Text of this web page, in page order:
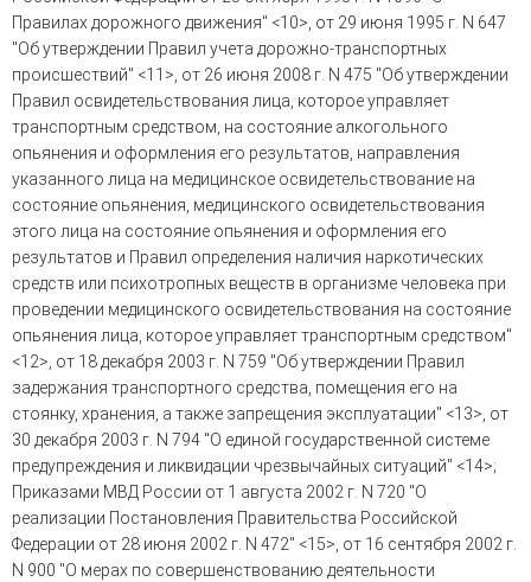
Правилах дорожного движения" <10>, от 29 июня 1995 г. N 647
"Об утверждении Правил учета дорожно-транспортных
происшествий" <11>, от 26 июня 2008 г. N 475 "Об утверждении
Правил освидетельствования лица, которое управляет
транспортным средством, на состояние алкогольного
опьянения и оформления его результатов, направления
указанного лица на медицинское освидетельствование на
состояние опьянения, медицинского освидетельствования
этого лица на состояние опьянения и оформления его
результатов и Правил определения наличия наркотических
средств или психотропных веществ в организме человека при
проведении медицинского освидетельствования на состояние
опьянения лица, которое управляет транспортным средством"
<12>, от 18 декабря 2003 г. N 759 "Об утверждении Правил
задержания транспортного средства, помещения его на
стоянку, хранения, а также запрещения эксплуатации" <13>, от
30 декабря 2003 г. N 794 "О единой государственной системе
предупреждения и ликвидации чрезвычайных ситуаций" <14>;
Приказами МВД России от 1 августа 2002 г. N 720 "О
реализации Постановления Правительства Российской
Федерации от 28 июня 2002 г. N 472" <15>, от 16 сентября 2002 г.
N 900 "О мерах по совершенствованию деятельности